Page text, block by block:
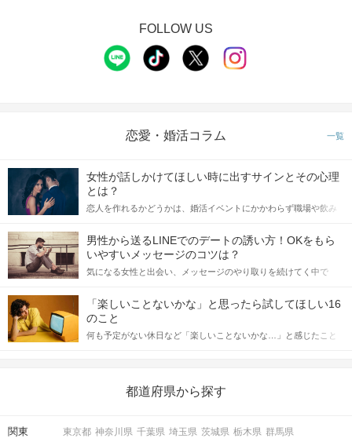
FOLLOW US
恋愛・婚活コラム 一覧
女性が話しかけてほしい時に出すサインとその心理
とは？
恋人を作れるかどうかは、婚活イベントにかかわらず職場や飲み
てアプローチできるかにも左右されます。 これから恋人作りを本
格的に始めようとしている方は、女性が異性を求めて出すサイン
をしっかりと理解し、正しい行動に移せるかどうかが重要。 この
記事では、女性が話しかけて欲しい時に出すサインとその心理を
合にどのような行動に繋げるべきかをご紹介していきます。
男性から送るLINEでのデートの誘い方！OKをもら
いやすいメッセージのコツは？
気になる女性と出会い、メッセージのやり取りを続けてく中で
しかし、中には「どう誘ったらいいの？」とお困りの男性もいら
っしゃるのではないでしょうか。 そこで今回は、男性から女性へ
送るLINEでのデートの誘い方のコツをご紹介します。例文も混じ
えながら解説するので、ぜひ参考にしてください。
「楽しいことないかな」と思ったら試してほしい16
のこと
何も予定がない休日など「楽しいことないかな…」と感じたこと
の楽しいことアイデアを集めました♪ いままさに楽しいことを探し
都道府県から探す
関東 東京都 神奈川県 千葉県 埼玉県 茨城県 栃木県 群馬県